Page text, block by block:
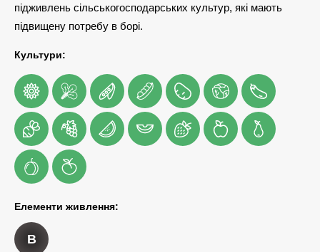
підживлень сільськогосподарських культур, які мають
підвищену потребу в борі.
Культури:
Елементи живлення:
B